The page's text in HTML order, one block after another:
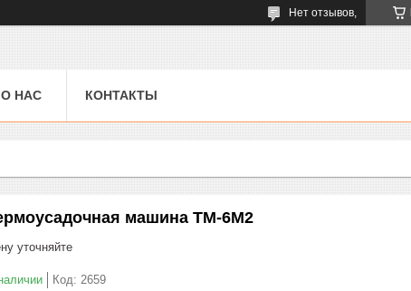
Нет отзывов,
О НАС КОНТАКТЫ
машина ТМ-6М2
уточняйте
Код: 2659